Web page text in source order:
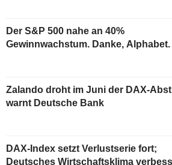
Der S&P 500 nahe an 40%
Gewinnwachstum. Danke, Alphabet.
Zalando droht im Juni der DAX-
warnt Deutsche Bank
DAX-Index setzt Verlustserie fort;
Deutsches Wirtschaftsklima